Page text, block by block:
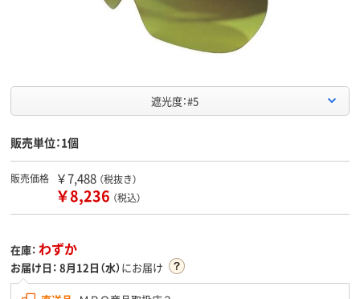
遮光度：#5
販売単位：1個
販売価格 ￥7,488 （税抜き）
￥8,236 （税込）
在庫： わずか
お届け日： 8月12日（水）にお届け